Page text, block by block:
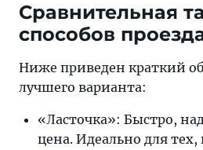
Сравнительная
способов
Ниже приведен краткий
лучшего варианта:
«Ласточка»: Быстро,
цена. Идеально для тех,